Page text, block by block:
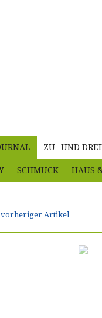
ZU- UND
SCHMUCK HAUS
vorheriger Artikel